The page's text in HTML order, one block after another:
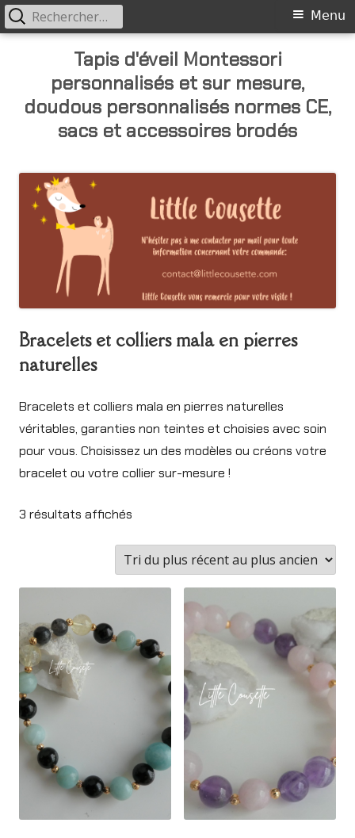
Tapis d'éveil Montessori
personnalisés et sur mesure,
doudous personnalisés normes CE,
sacs et accessoires brodés
Primary
Menu
Rechercher :
Bracelets et colliers mala en pierres
naturelles
Bracelets et colliers mala en pierres naturelles
véritables, garanties non teintes et choisies avec soin
pour vous. Choisissez un des modèles ou créons votre
bracelet ou votre collier sur-mesure !
3 résultats affichés
plus
récent
ancien